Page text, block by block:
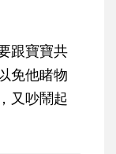
跟寶寶共
免他睹物
又吵鬧起